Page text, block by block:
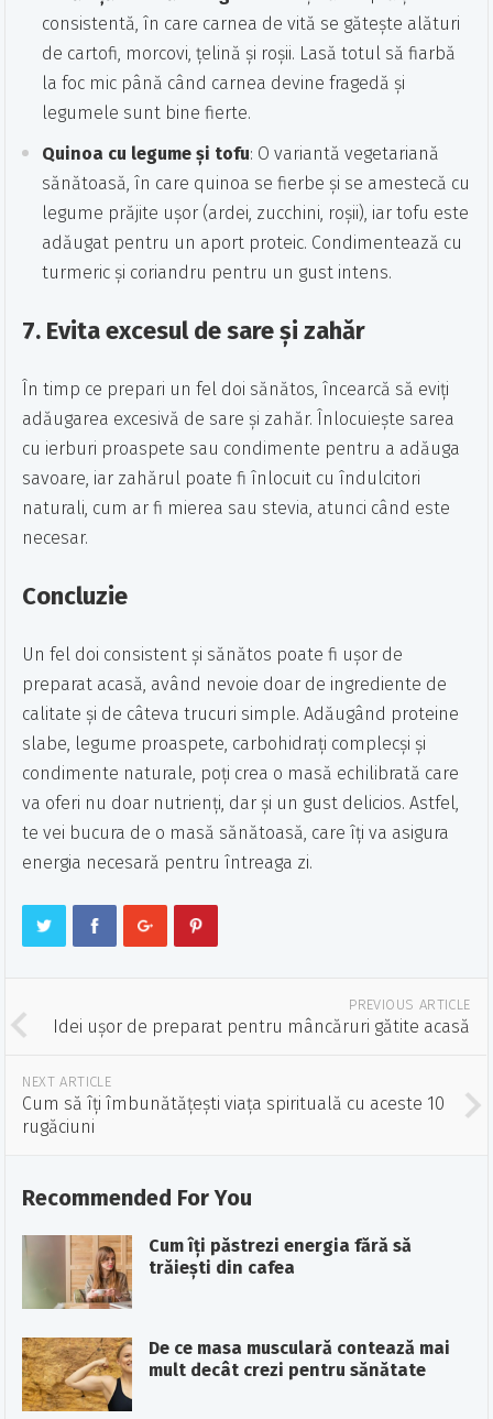
consistentă, în care carnea de vită se gătește alături
de cartofi, morcovi, țelină și roșii. Lasă totul să fiarbă
la foc mic până când carnea devine fragedă și
legumele sunt bine fierte.
Quinoa cu legume și tofu: O variantă vegetariană
sănătoasă, în care quinoa se fierbe și se amestecă cu
legume prăjite ușor (ardei, zucchini, roșii), iar tofu este
adăugat pentru un aport proteic. Condimentează cu
turmeric și coriandru pentru un gust intens.
7. Evita excesul de sare și zahăr
În timp ce prepari un fel doi sănătos, încearcă să eviți
adăugarea excesivă de sare și zahăr. Înlocuiește sarea
cu ierburi proaspete sau condimente pentru a adăuga
savoare, iar zahărul poate fi înlocuit cu îndulcitori
naturali, cum ar fi mierea sau stevia, atunci când este
necesar.
Concluzie
Un fel doi consistent și sănătos poate fi ușor de
preparat acasă, având nevoie doar de ingrediente de
calitate și de câteva trucuri simple. Adăugând proteine
slabe, legume proaspete, carbohidrați complecși și
condimente naturale, poți crea o masă echilibrată care
va oferi nu doar nutrienți, dar și un gust delicios. Astfel,
te vei bucura de o masă sănătoasă, care îți va asigura
energia necesară pentru întreaga zi.
PREVIOUS ARTICLE
Idei ușor de preparat pentru mâncăruri gătite acasă
NEXT ARTICLE
Cum să îți îmbunătățești viața spirituală cu aceste 10
rugăciuni
Recommended For You
Cum îți păstrezi energia fără să
trăiești din cafea
De ce masa musculară contează mai
mult decât crezi pentru sănătate